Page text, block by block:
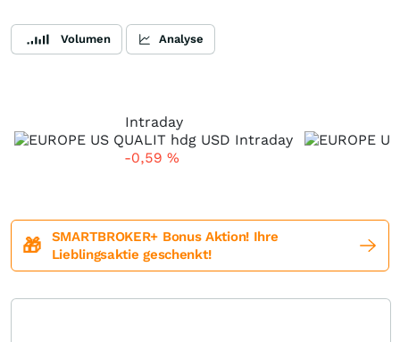
Volumen Analyse
Intraday
-0,59 %
🎁
SMARTBROKER+ Bonus Aktion! Ihre
Lieblingsaktie geschenkt!